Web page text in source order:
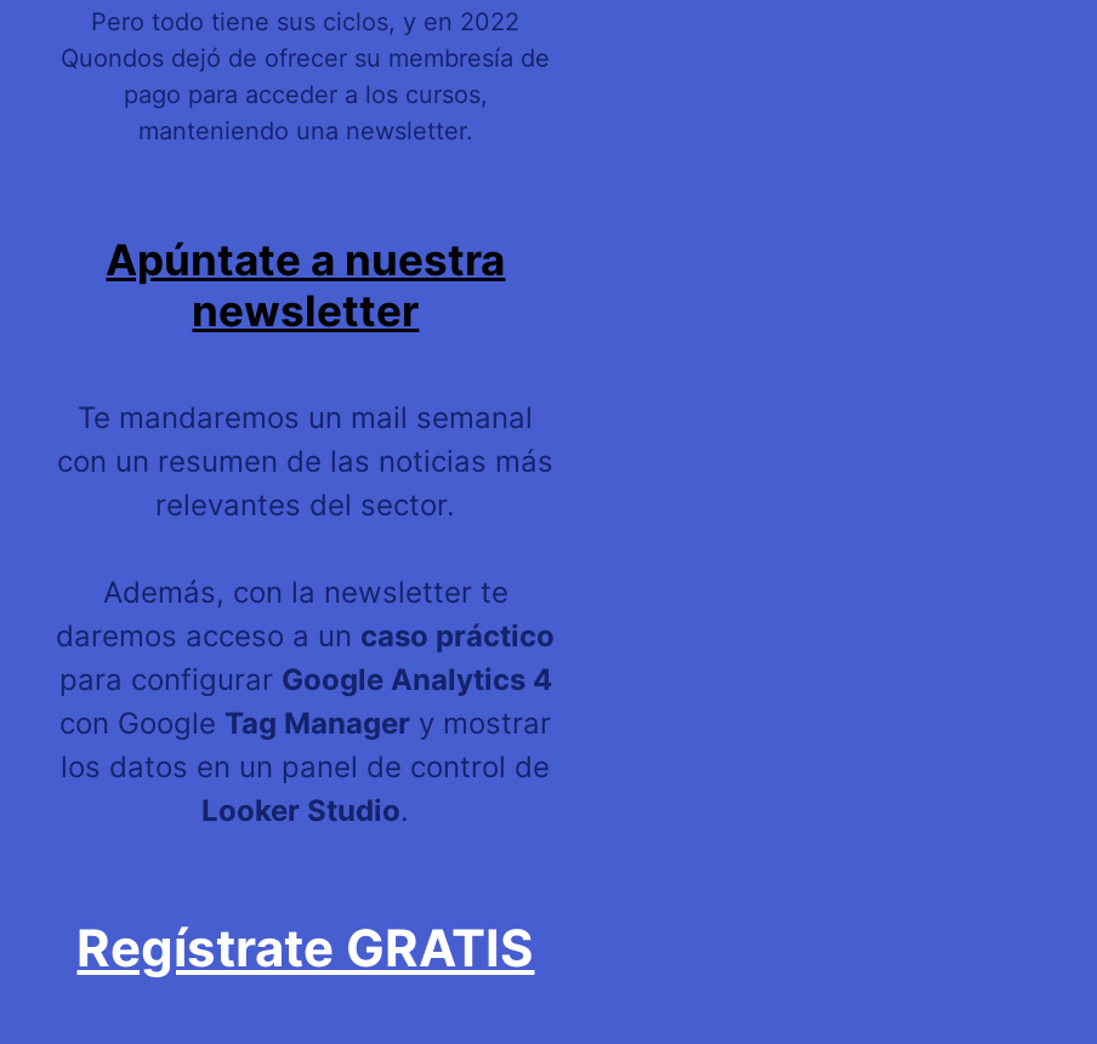
Pero todo tiene sus ciclos, y en 2022
Quondos dejó de ofrecer su membresía de
pago para acceder a los cursos,
manteniendo una newsletter.
Apúntate a nuestra
newsletter
Te mandaremos un mail semanal
con un resumen de las noticias más
relevantes del sector.
Además, con la newsletter te
daremos acceso a un caso práctico
para configurar Google Analytics 4
con Google Tag Manager y mostrar
los datos en un panel de control de
Looker Studio.
Regístrate GRATIS